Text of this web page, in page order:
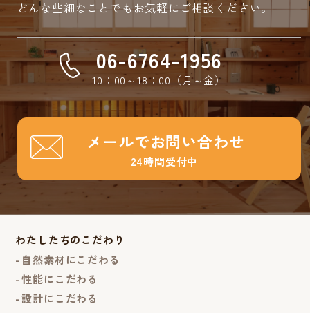
どんな些細なことでもお気軽にご相談ください。
06-6764-1956
10：00～18：00（月～金）
メールでお問い合わせ
24時間受付中
わたしたちのこだわり
自然素材にこだわる
性能にこだわる
設計にこだわる